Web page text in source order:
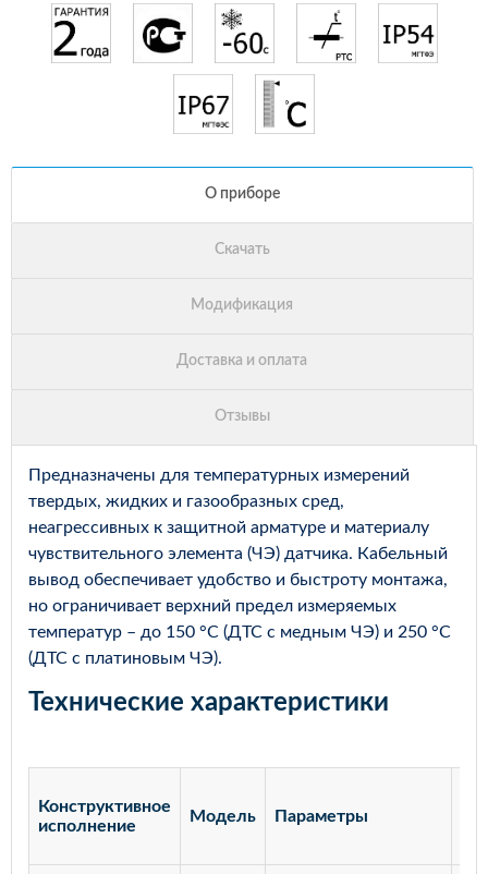
Предназначены для температурных измерений
твердых, жидких и газообразных сред,
неагрессивных к защитной арматуре и материалу
чувствительного элемента (ЧЭ) датчика. Кабельный
вывод обеспечивает удобство и быстроту монтажа,
но ограничивает верхний предел измеряемых
температур – до 150 °С (ДТС с медным ЧЭ) и 250 °С
(ДТС с платиновым ЧЭ).
Технические характеристики
Конструктивное
исполнение
Модель Параметры